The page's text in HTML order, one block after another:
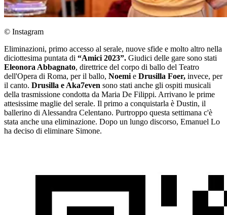
© Instagram
Eliminazioni, primo accesso al serale, nuove sfide e molto altro nella
diciottesima puntata di “Amici 2023”. Giudici delle gare sono stati
Eleonora Abbagnato, direttrice del corpo di ballo del Teatro
dell'Opera di Roma, per il ballo, Noemi e Drusilla Foer, invece, per
il canto. Drusilla e Aka7even sono stati anche gli ospiti musicali
della trasmissione condotta da Maria De Filippi. Arrivano le prime
attesissime maglie del serale. Il primo a conquistarla è Dustin, il
ballerino di Alessandra Celentano. Purtroppo questa settimana c'è
stata anche una eliminazione. Dopo un lungo discorso, Emanuel Lo
ha deciso di eliminare Simone.